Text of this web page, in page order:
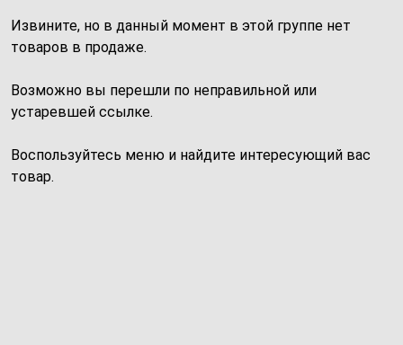
Извините, но в данный момент в этой группе нет
товаров в продаже.
Возможно вы перешли по неправильной или
устаревшей ссылке.
Воспользуйтесь меню и найдите интересующий вас
товар.